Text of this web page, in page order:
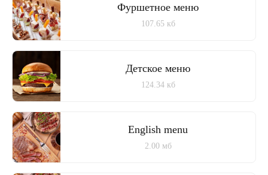
Фуршетное меню
107.65 кб
Детское меню
124.34 кб
English menu
2.00 мб